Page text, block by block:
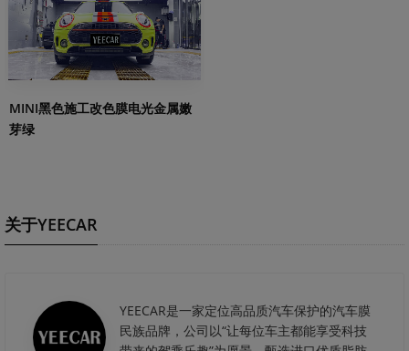
MINI黑色施工改色膜电光金属嫩
芽绿
关于YEECAR
YEECAR是一家定位高品质汽车保护的汽车膜
民族品牌，公司以“让每位车主都能享受科技